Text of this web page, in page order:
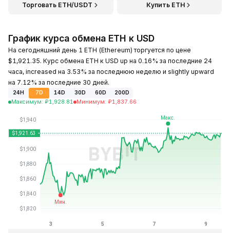
Торговать ETH/USDT Купить ETH
График курса обмена ETH к USD
На сегодняшний день 1 ETH (Ethereum) торгуется по цене
$1,921.35. Курс обмена ETH к USD up на 0.16% за последние 24
часа, increased на 3.53% за последнюю неделю и slightly upward
на 7.12% за последние 30 дней.
24H 7D 14D 30D 60D
200D
Максимум: ₽1,928.81 Минимум: ₽1,837.66
Последнее обновление: 13:58 GMT+0 2026-08-09
₽0.432979